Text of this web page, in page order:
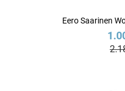
Eero Saarinen